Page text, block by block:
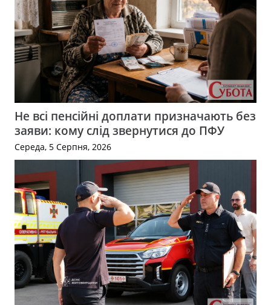
Не всі пенсійні доплати призначають без
заяви: кому слід звернутися до ПФУ
Середа, 5 Серпня, 2026